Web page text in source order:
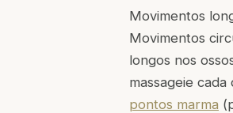
Movimentos
Movimentos
longos nos
massageie
pontos marma